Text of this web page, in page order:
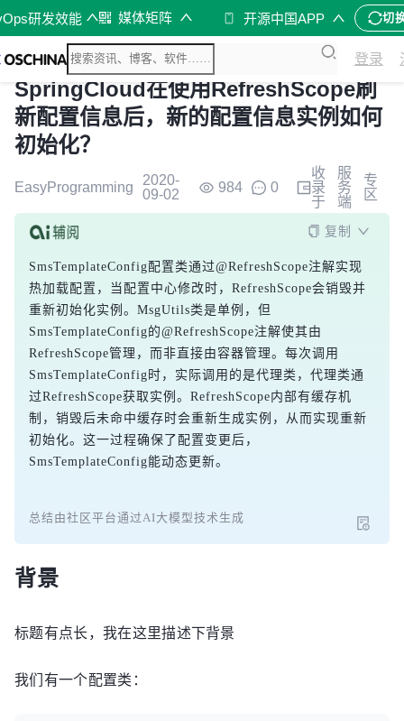
研发效能 媒体矩阵 开源中国APP 切
登录
SpringCloud在使用RefreshScope刷
新配置信息后，新的配置信息实例如何
初始化？
EasyProgramming
2020-
09-02
984 0
收
录
于
服
务
端
专
区
复制
SmsTemplateConfig配置类通过@RefreshScope注解实现
热加载配置，当配置中心修改时，RefreshScope会销毁并
重新初始化实例。MsgUtils类是单例，但
SmsTemplateConfig的@RefreshScope注解使其由
RefreshScope管理，而非直接由容器管理。每次调用
SmsTemplateConfig时，实际调用的是代理类，代理类通
过RefreshScope获取实例。RefreshScope内部有缓存机
制，销毁后未命中缓存时会重新生成实例，从而实现重新
初始化。这一过程确保了配置变更后，
SmsTemplateConfig能动态更新。
总结由社区平台通过AI大模型技术生成
背景
标题有点长，我在这里描述下背景
我们有一个配置类：